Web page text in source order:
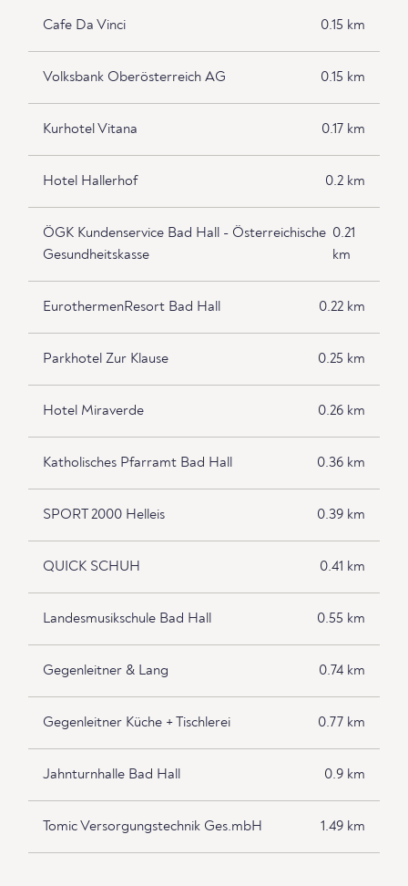
Cafe Da Vinci 0.15 km
Volksbank Oberösterreich AG 0.15 km
Kurhotel Vitana 0.17 km
Hotel Hallerhof 0.2 km
ÖGK Kundenservice Bad Hall - Österreichische
Gesundheitskasse
0.21
km
EurothermenResort Bad Hall 0.22 km
Parkhotel Zur Klause 0.25 km
Hotel Miraverde 0.26 km
Katholisches Pfarramt Bad Hall 0.36 km
SPORT 2000 Helleis 0.39 km
QUICK SCHUH 0.41 km
Landesmusikschule Bad Hall 0.55 km
Gegenleitner & Lang 0.74 km
Gegenleitner Küche + Tischlerei 0.77 km
Jahnturnhalle Bad Hall 0.9 km
Tomic Versorgungstechnik Ges.mbH 1.49 km